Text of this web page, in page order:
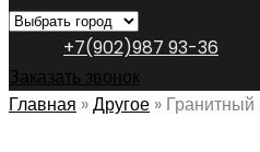
+7(902)987 93-36
Заказать звонок
Главная »Другое »